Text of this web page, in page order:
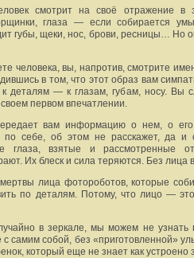
смотрит на своё отражение в
глаза — если собирается
губы, щеки, нос, брови, ресницы… Но
человека, вы, напротив, смотрите
в том, что этот образ вам
к деталям — к глазам, губам, носу. Вы
первом впечатлении.
вам информацию о нем, о его
по себе, об этом не расскажет, да и
глаза, взятые и рассмотренные
Их блеск и сила теряются. Без лица
лица фотороботов, которые
по деталям. Потому, что лицо —
в зеркале, мы можем не
с самим собой, без «приготовленной»
который еще не знает как